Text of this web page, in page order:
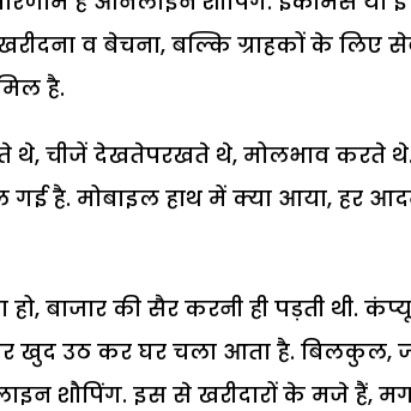
व बेचना, बल्कि ग्राहकों के लिए
है.
थे, चीजें देखतेपरखते थे, मोलभाव करते
है. मोबाइल हाथ में क्या आया, हर
बाजार की सैर करनी ही पड़ती थी.
खुद उठ कर घर चला आता है. बिलकुल,
शौपिंग. इस से खरीदारों के मजे हैं,